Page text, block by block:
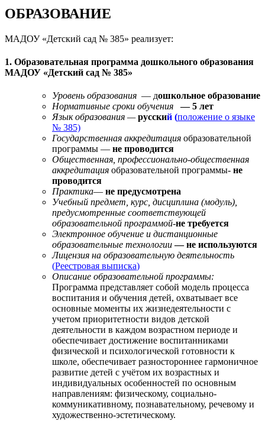
ОБРАЗОВАНИЕ
МАДОУ «Детский сад № 385» реализует:
1. Образовательная программа дошкольного образования
МАДОУ «Детский сад № 385»
Уровень образования — дошкольное образование
Нормативные сроки обучения
— 5 лет
Язык образования —русский (положение о языке
№ 385)
Государственная аккредитация образовательной
программы — не проводится
Общественная, профессионально-общественная
аккредитация образовательной программы- не
проводится
Практика— не предусмотрена
Учебный предмет, курс, дисциплина (модуль),
предусмотренные соответствующей
образовательной программой-не требуется
Электронное обучение и дистанционные
образовательные технологии— не используются
Лицензия на образовательную деятельность
(Реестровая выписка)
Описание образовательной программы:
Программа представляет собой модель процесса
воспитания и обучения детей, охватывает все
основные моменты их жизнедеятельности с
учетом приоритетности видов детской
деятельности в каждом возрастном периоде и
обеспечивает достижение воспитанниками
физической и психологической готовности к
школе, обеспечивает разностороннее гармоничное
развитие детей с учётом их возрастных и
индивидуальных особенностей по основным
направлениям: физическому, социально-
коммуникативному, познавательному, речевому и
художественно-эстетическому.